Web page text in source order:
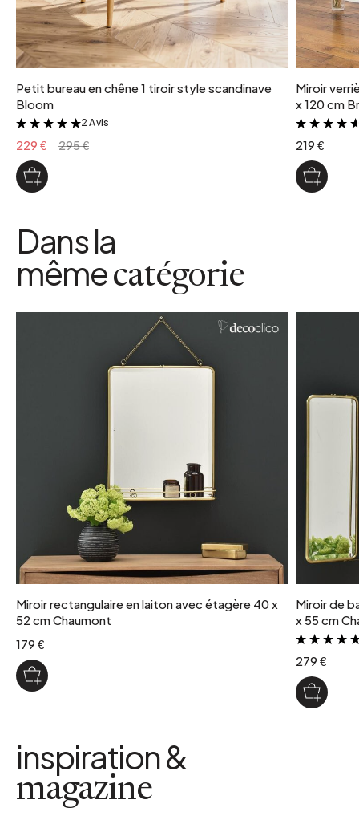
Petit bureau en chêne 1 tiroir style scandinave
Bloom
&
2 Avis
229 € 295 €
Miroir
x 120 cm
219 €
Dans la
mêmecatégorie
Miroir rectangulaire en laiton avec étagère 40 x
52 cm Chaumont
179 €
Miroir de
x 55 cm
279 €
inspiration &
magazine